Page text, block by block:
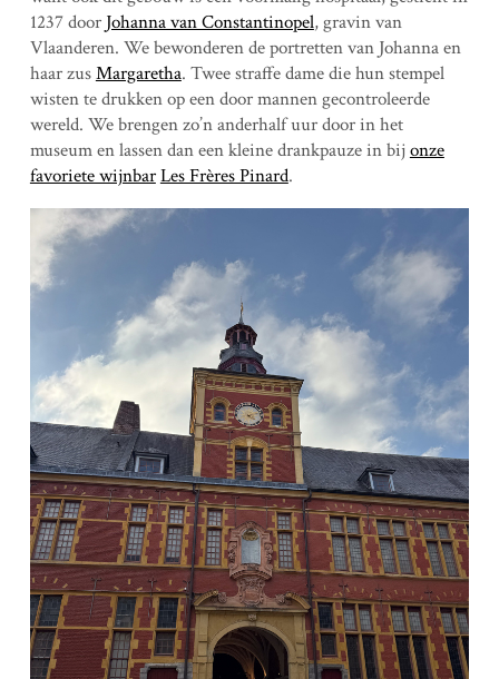
1237 door Johanna van Constantinopel, gravin van
Vlaanderen. We bewonderen de portretten van Johanna en
haar zusMargaretha. Twee straffe dame die hun stempel
wisten te drukken op een door mannen gecontroleerde
wereld. We brengen zo’n anderhalf uur door in het
museum en lassen dan een kleine drankpauze in bijonze
favoriete wijnbarLes Frères Pinard.